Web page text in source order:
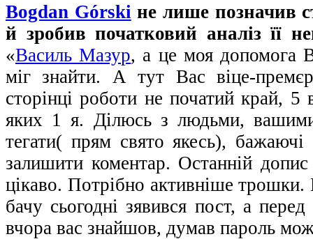
Bogdan Górski не лише позначив
й зробив початковий аналіз її
«Василь Мазур, а це моя допомога
міг знайти. А тут Вас віце-
сторінці роботи не початий край,
яких 1 я. Ділюсь з людьми,
тегати( прям свято якесь),
залишити коментар. Останній
цікаво. Потрібно активніше
бачу сьогодні зявився пост, а
вчора вас знайшов, думав пароль